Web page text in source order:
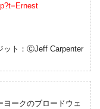
ット：ⒸJeff Carpenter
ークのブロードウェ